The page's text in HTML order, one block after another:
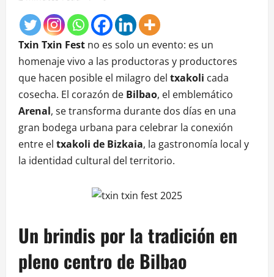
Txin Txin Fest no es solo un evento: es un
homenaje vivo a las productoras y productores
que hacen posible el milagro del txakoli cada
cosecha. El corazón de Bilbao, el emblemático
Arenal, se transforma durante dos días en una
gran bodega urbana para celebrar la conexión
entre el txakoli de Bizkaia, la gastronomía local y
la identidad cultural del territorio.
Un brindis por la tradición en
pleno centro de Bilbao